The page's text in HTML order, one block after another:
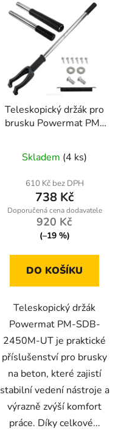
Teleskopický držák pro
brusku Powermat PM-
Skladem (4 ks)
610 Kč bez DPH
738 Kč
920 Kč
(–19 %)
DO KOŠÍKU
Teleskopický držák
Powermat PM-SDB-
2450M-UT je praktické
příslušenství pro brusky
na beton, které zajistí
stabilní vedení nástroje a
výrazně zvýší komfort
práce. Díky celkové...